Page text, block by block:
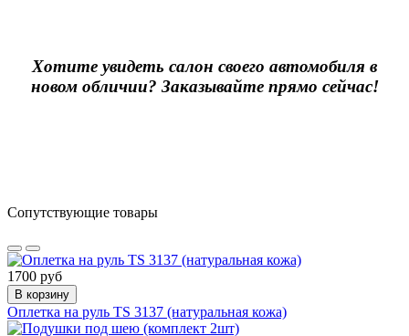
Хотите увидеть салон своего автомобиля в
новом обличии? Заказывайте прямо сейчас!
Сопутствующие товары
1700 руб
В корзину
Оплетка на руль TS 3137 (натуральная кожа)